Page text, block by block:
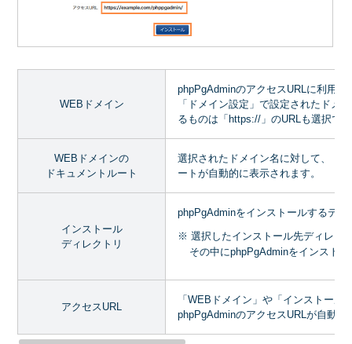
WEBドメイン
phpPgAdminのアクセスURLに利用
「ドメイン設定」で設定されたドメ
るものは「https://」のURLも選択で
WEBドメインの
ドキュメントルート
選択されたドメイン名に対して、「
ートが自動的に表示されます。
インストール
ディレクトリ
phpPgAdminをインストールするデ
※ 選択したインストール先ディレク
その中にphpPgAdminをインスト
アクセスURL
「WEBドメイン」や「インストー
phpPgAdminのアクセスURLが自動